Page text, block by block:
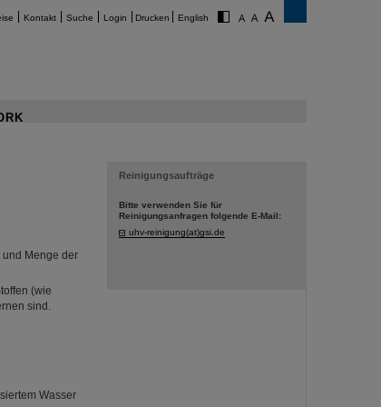
Kontakt Suche Login Drucken English
und Menge der
(wie
sind.
Wasser
Reinigungsaufträge
Bitte verwenden Sie für
Reinigungsanfragen folgende E-Mail:
uhv-reinigung(at)gsi.de